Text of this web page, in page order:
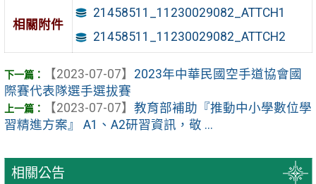
相關公告
相關附件
21458511_11230029082_ATTCH1
21458511_11230029082_ATTCH2
【2023-07-07】 2023年中華民國空手道協會國
際賽代表隊選手選拔賽
【2023-07-07】 教育部補助『推動中小學數位學
習精進方案』 A1、A2研習資訊，敬 ...